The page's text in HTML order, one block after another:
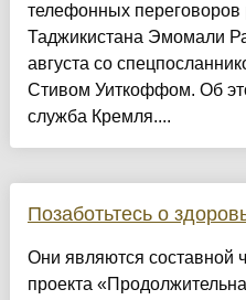
телефонных переговоров
Таджикистана Эмомали
августа со
Стивом Уиткоффом. Об
служба Кремля....
Позаботьтесь о
Они являются составной
проекта